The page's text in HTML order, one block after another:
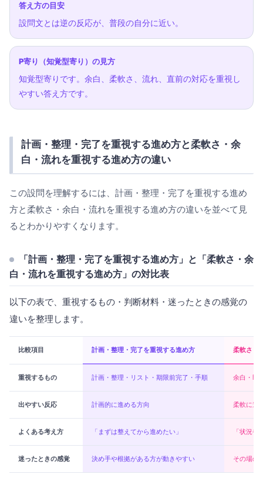
答え方の目安
設問文とは逆の反応が、普段の自分に近い。
P寄り（知覚型寄り）の見方
知覚型寄りです。余白、柔軟さ、流れ、直前の対応を重視し
やすい答え方です。
計画・整理・完了を重視する進め方と柔軟さ・余
白・流れを重視する進め方の違い
この設問を理解するには、計画・整理・完了を重視する進め
方と柔軟さ・余白・流れを重視する進め方の違いを並べて見
るとわかりやすくなります。
「計画・整理・完了を重視する進め方」と「柔軟さ・余
白・流れを重視する進め方」の対比表
以下の表で、重視するもの・判断材料・迷ったときの感覚の
違いを整理します。
比較項目 計画・整理・完了を重視する進め方 柔軟さ・
重視するもの 計画・整理・リスト・期限前完了・手順 余白・即
出やすい反応 計画的に進める方向 柔軟に進
よくある考え方 「まずは整えてから進めたい」 「状況
迷ったときの感覚 決め手や根拠がある方が動きやすい その場の